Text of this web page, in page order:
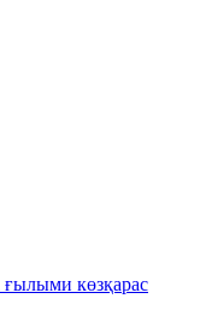
ғылыми көзқарас